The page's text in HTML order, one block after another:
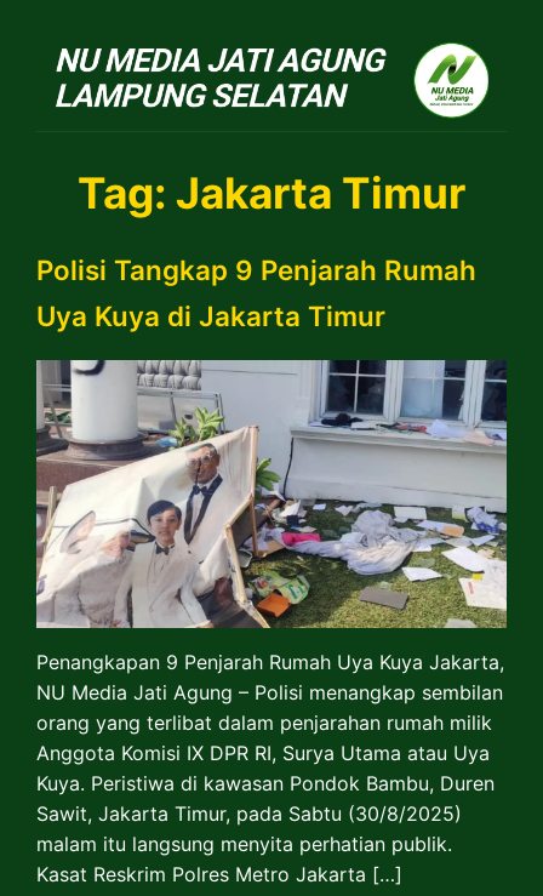
NU
Tag: Jakarta Timur
Polisi Tangkap 9 Penjarah Rumah
Uya Kuya di Jakarta Timur
Penangkapan 9 Penjarah Rumah Uya Kuya Jakarta,
NU Media Jati Agung – Polisi menangkap sembilan
orang yang terlibat dalam penjarahan rumah milik
Anggota Komisi IX DPR RI, Surya Utama atau Uya
Kuya. Peristiwa di kawasan Pondok Bambu, Duren
Sawit, Jakarta Timur, pada Sabtu (30/8/2025)
malam itu langsung menyita perhatian publik.
Kasat Reskrim Polres Metro Jakarta […]